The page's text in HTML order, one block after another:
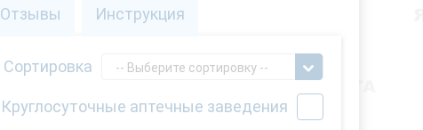
Отзывы Инструкция
Сортировка -- Выберите сортировку --
Круглосуточные аптечные заведения